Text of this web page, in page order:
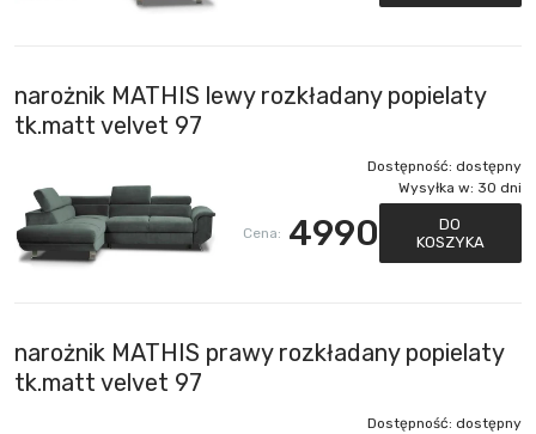
narożnik MATHIS lewy rozkładany popielaty
tk.matt velvet 97
Dostępność: dostępny
Wysyłka w: 30 dni
Cena: 4990
DO
KOSZYKA
narożnik MATHIS prawy rozkładany popielaty
tk.matt velvet 97
Dostępność: dostępny